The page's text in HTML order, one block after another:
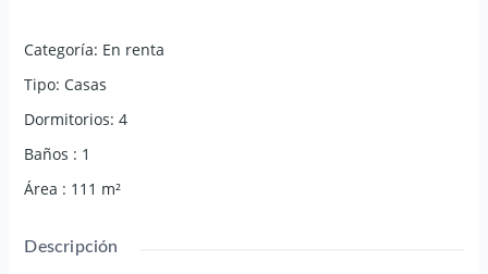
Categoría: En renta
Tipo: Casas
Dormitorios: 4
Baños : 1
Área : 111 m²
Descripción